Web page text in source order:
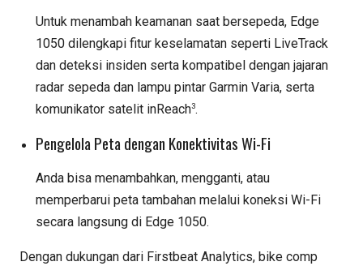
Untuk menambah keamanan saat bersepeda, Edge
1050 dilengkapi fitur keselamatan seperti LiveTrack
dan deteksi insiden serta kompatibel dengan jajaran
radar sepeda dan lampu pintar Garmin Varia, serta
komunikator satelit inReach3.
Pengelola Peta dengan Konektivitas Wi-Fi
Anda bisa menambahkan, mengganti, atau
memperbarui peta tambahan melalui koneksi Wi-Fi
secara langsung di Edge 1050.
Dengan dukungan dari Firstbeat Analytics, bike comp